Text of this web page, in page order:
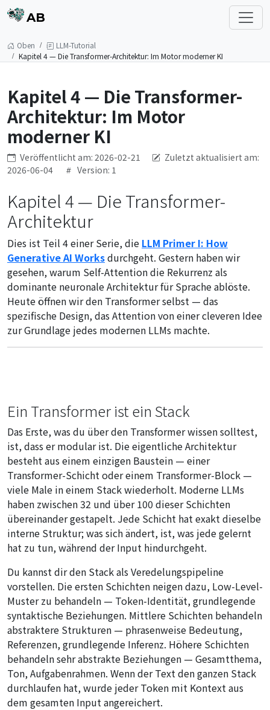
AB
Oben
LLM-Tutorial
Kapitel 4 — Die Transformer-Architektur: Im Motor moderner KI
Kapitel 4 — Die Transformer-
Architektur: Im Motor
moderner KI
Veröffentlicht am: 2026-02-21
Zuletzt aktualisiert am:
2026-06-04
Version: 1
Kapitel 4 — Die Transformer-
Architektur
Dies ist Teil 4 einer Serie, die LLM Primer I: How
Generative AI Worksdurchgeht. Gestern haben wir
gesehen, warum Self-Attention die Rekurrenz als
dominante neuronale Architektur für Sprache ablöste.
Heute öffnen wir den Transformer selbst — das
spezifische Design, das Attention von einer cleveren Idee
zur Grundlage jedes modernen LLMs machte.
Ein Transformer ist ein Stack
Das Erste, was du über den Transformer wissen solltest,
ist, dass er modular ist. Die eigentliche Architektur
besteht aus einem einzigen Baustein — einer
Transformer-Schicht oder einem Transformer-Block —
viele Male in einem Stack wiederholt. Moderne LLMs
haben zwischen 32 und über 100 dieser Schichten
übereinander gestapelt. Jede Schicht hat exakt dieselbe
interne Struktur; was sich ändert, ist, was jede gelernt
hat zu tun, während der Input hindurchgeht.
Du kannst dir den Stack als Veredelungspipeline
vorstellen. Die ersten Schichten neigen dazu, Low-Level-
Muster zu behandeln — Token-Identität, grundlegende
syntaktische Beziehungen. Mittlere Schichten behandeln
abstraktere Strukturen — phrasenweise Bedeutung,
Referenzen, grundlegende Inferenz. Höhere Schichten
behandeln sehr abstrakte Beziehungen — Gesamtthema,
Ton, Aufgabenrahmen. Wenn der Text den ganzen Stack
durchlaufen hat, wurde jeder Token mit Kontext aus
dem gesamten Input angereichert.